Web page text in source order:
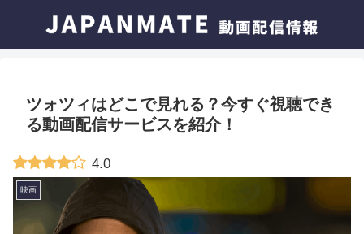
ツォツィはどこで見れる？今すぐ視聴でき
る動画配信サービスを紹介！
4.0
映画